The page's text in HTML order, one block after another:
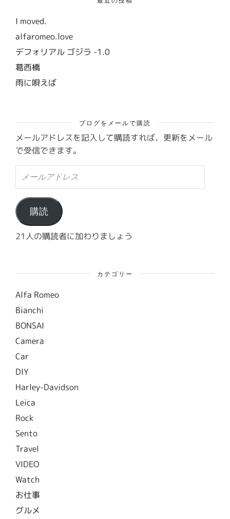
I moved.
alfaromeo.love
デフォリアル ゴジラ -1.0
葛西橋
雨に唄えば
ブログをメールで購読
メールアドレスを記入して購読すれば、更新をメール
で受信できます。
ル
ア
ド
レ
ス
購読
21人の購読者に加わりましょう
カテゴリー
Alfa Romeo
Bianchi
BONSAI
Camera
Car
DIY
Harley-Davidson
Leica
Rock
Sento
Travel
VIDEO
Watch
お仕事
グルメ